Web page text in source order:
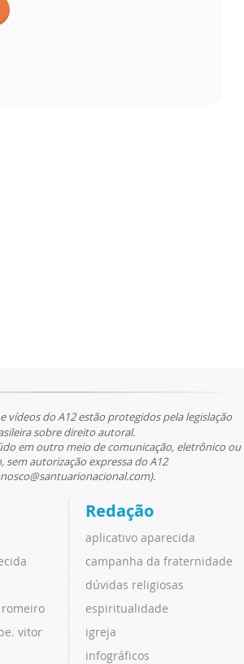
vídeos do A12 estão protegidos pela legislação
sobre direito autoral.
em outro meio de comunicação, eletrônico ou
sem autorização expressa do A12
vitor
Redação
aplicativo aparecida
campanha da fraternidade
dúvidas religiosas
espiritualidade
igreja
infográficos